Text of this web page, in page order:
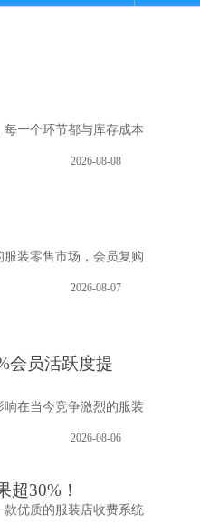
一个环节都与库存成本
2026-08-08
装零售市场，会员复购
2026-08-07
会员活跃度提
在当今竞争激烈的服装
2026-08-06
30%！
优质的服装店收费系统